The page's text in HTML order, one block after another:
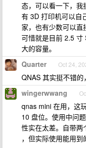
态，可以看一下，我
有 3D 打印机可以自
家，也有少数可以直
可惜就是目前 2.5 寸
大的容量。
Quarter Oct 24,
QNAS 其实挺不错
wingerwwang
qnas mini 在用，这
10 盘位。使用中问
性实在太差。自带
，但实际使用能用到